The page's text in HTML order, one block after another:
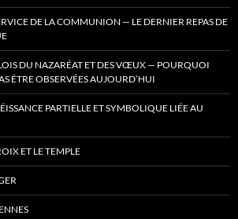
DE LA COMMUNION — LE DERNIER REPAS DE
DU NAZARÉAT ET DES VŒUX — POURQUOI
ÊTRE OBSERVÉES AUJOURD’HUI
PARTIELLE ET SYMBOLIQUE LIÉE AU
ET LE TEMPLE